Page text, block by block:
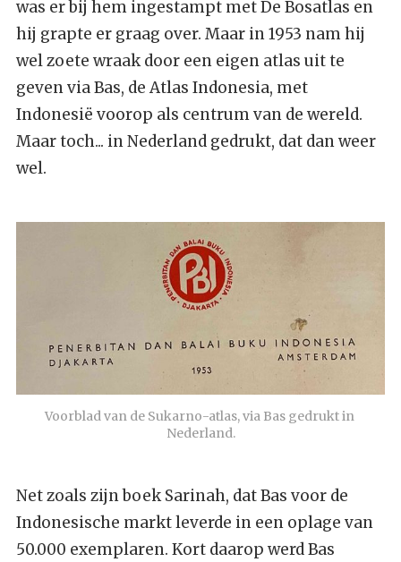
was er bij hem ingestampt met De Bosatlas en
hij grapte er graag over. Maar in 1953 nam hij
wel zoete wraak door een eigen atlas uit te
geven via Bas, de Atlas Indonesia, met
Indonesië voorop als centrum van de wereld.
Maar toch... in Nederland gedrukt, dat dan weer
wel.
Voorblad van de Sukarno-atlas, via Bas gedrukt in
Nederland.
Net zoals zijn boek Sarinah, dat Bas voor de
Indonesische markt leverde in een oplage van
50.000 exemplaren. Kort daarop werd Bas